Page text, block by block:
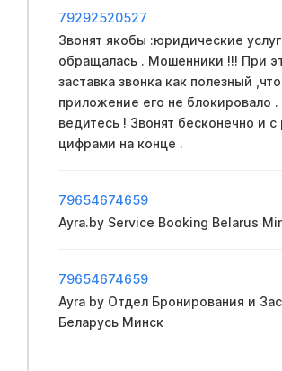
79292520527
Звонят якобы :юридические
обращалась . Мошенники !!! При
заставка звонка как полезный
приложение его не блокировало .
ведитесь ! Звонят бесконечно и с
цифрами на конце .
79654674659
Ayra.by Service Booking Belarus
79654674659
Ayra by Отдел Бронирования и
Беларусь Минск